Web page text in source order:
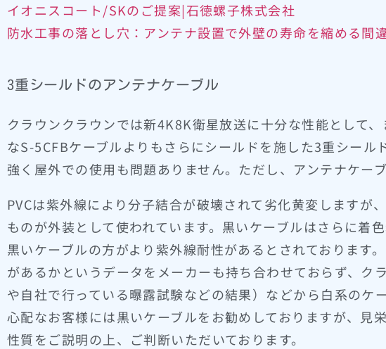
イオニスコート/SKのご提案|石徳螺子株式会社
防水工事の落とし穴：アンテナ設置で外壁の寿命を縮める間
3重シールドのアンテナケーブル
クラウンクラウンでは新4K8K衛星放送に十分な性能として
なS-5CFBケーブルよりもさらにシールドを施した3重シー
強く屋外での使用も問題ありません。ただし、アンテナケー
PVCは紫外線により分子結合が破壊されて劣化黄変します
ものが外装として使われています。黒いケーブルはさらに着
黒いケーブルの方がより紫外線耐性があるとされております
があるかというデータをメーカーも持ち合わせておらず、
や自社で行っている曝露試験などの結果）などから白系のケ
心配なお客様には黒いケーブルをお勧めしておりますが、見
性質をご説明の上、ご判断いただいております。